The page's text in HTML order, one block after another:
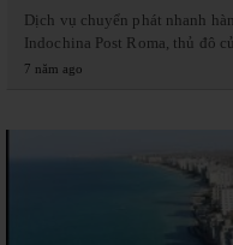
Dịch vụ chuyển phát nhanh
Indochina Post Roma, thủ đô
7 năm ago